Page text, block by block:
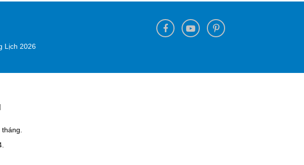
Lịch 2026
tháng.